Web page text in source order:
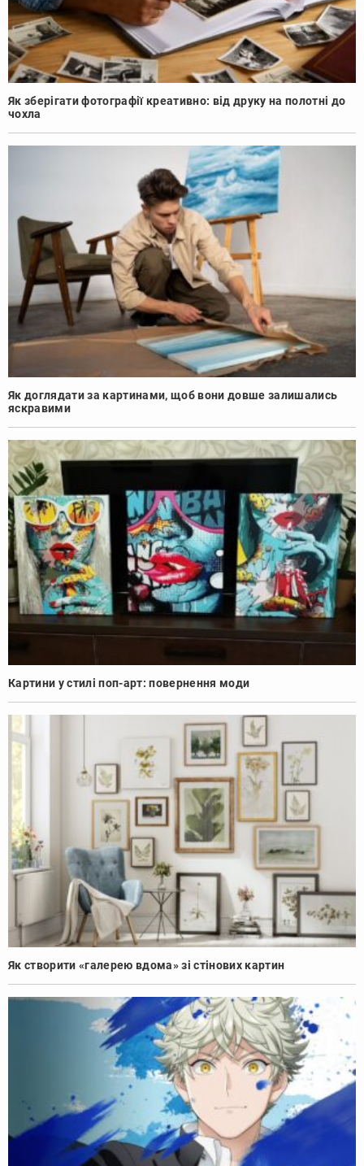
Як зберігати фотографії креативно: від друку на полотні до
чохла
Як доглядати за картинами, щоб вони довше залишались
яскравими
Картини у стилі поп-арт: повернення моди
Як створити «галерею вдома» зі стінових картин